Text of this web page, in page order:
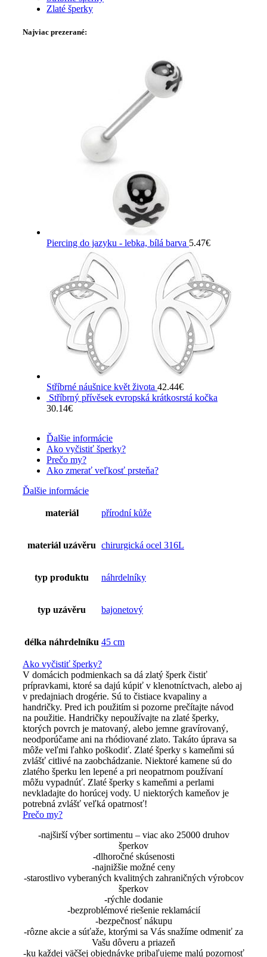
Zlaté šperky
Najviac prezerané:
Piercing do jazyku - lebka, bílá barva 5.47€
Stříbrné náušnice květ života 42.44€
Stříbrný přívěsek evropská krátkosrstá kočka
30.14€
Ďalšie informácie
Ako vyčistiť šperky?
Prečo my?
Ako zmerať veľkosť prsteňa?
Ďalšie informácie
materiál přírodní kůže
materiál uzávěru chirurgická ocel 316L
typ produktu náhrdelníky
typ uzávěru bajonetový
délka náhrdelníku 45 cm
Ako vyčistiť šperky?
V domácich podmienkach sa dá zlatý šperk čistiť
prípravkami, ktoré sa dajú kúpiť v klenotníctvach, alebo aj
v predajniach drogérie. Sú to čistiace kvapaliny a
handričky. Pred ich použitím si pozorne prečítajte návod
na použitie. Handričky nepoužívajte na zlaté šperky,
ktorých povrch je matovaný, alebo jemne gravírovaný,
neodporúčame ani na rhódiované zlato. Takáto úprava sa
môže veľmi ľahko poškodiť. Zlaté šperky s kameňmi sú
zvlášť citlivé na zaobchádzanie. Niektoré kamene sú do
zlatého šperku len lepené a pri neopatrnom používaní
môžu vypadnúť. Zlaté šperky s kameňmi a perlami
nevkladajte do horúcej vody. U niektorých kameňov je
potrebná zvlášť veľká opatrnosť!
Prečo my?
-najširší výber sortimentu – viac ako 25000 druhov
šperkov
-dlhoročné skúsenosti
-najnižšie možné ceny
-starostlivo vyberaných kvalitných zahraničných výrobcov
šperkov
-rýchle dodanie
-bezproblémové riešenie reklamácií
-bezpečnosť nákupu
-rôzne akcie a súťaže, ktorými sa Vás snažíme odmeniť za
Vašu dôveru a priazeň
-ku každej väčšej objednávke pribaľujeme malú pozornosť